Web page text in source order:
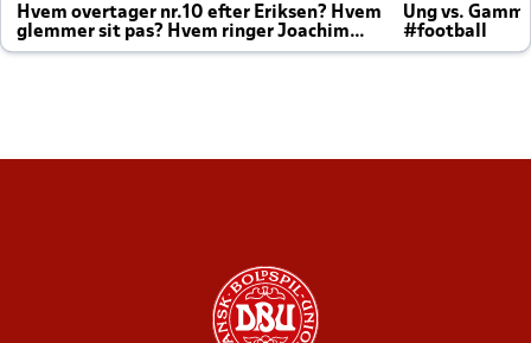
Hvem overtager nr.10 efter Eriksen? Hvem
glemmer sit pas? Hvem ringer Joachim
altid til efter kampe?
Ung vs.
#football